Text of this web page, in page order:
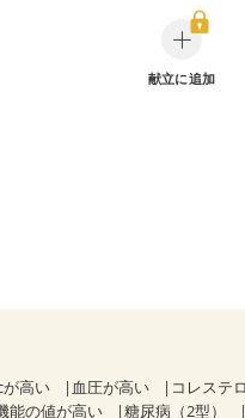
献立に追加
が高い 血圧が高い
コレステ
能の値が高い 糖尿病（2型）